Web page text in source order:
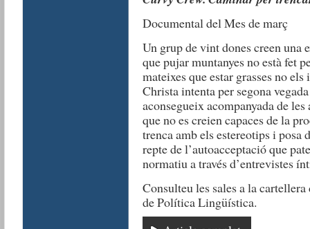
Documental del Mes de març
Un grup de vint dones creen
que pujar muntanyes no està fet
mateixes que estar grasses no
Christa intenta per segona
aconsegueix acompanyada de
que no es creien capaces de la
trenca amb els estereotips i
repte de l’autoacceptació que
normatiu a través d’entrevistes
Consulteu les sales a la
de Política Lingüística.